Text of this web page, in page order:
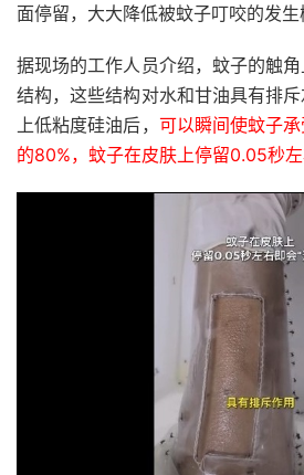
面停留，大大降低被蚊子叮咬的发生
据现场的工作人员介绍，蚊子的触
结构，这些结构对水和甘油具有排
上低粘度硅油后， 可以瞬间使蚊子
的80%，蚊子在皮肤上停留0.05秒左